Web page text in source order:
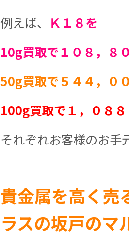
例えば、
Ｋ１８を
10g買取で１０８，８
50g買取で５４４，０
100g買取で１，０８
それぞれお客様のお手
貴金属を高く売
ラスの坂戸のマ